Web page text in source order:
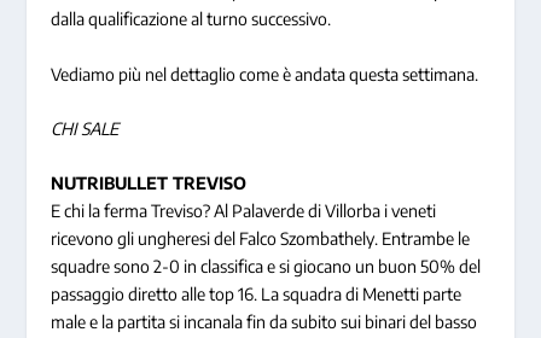
dalla qualificazione al turno successivo.
Vediamo più nel dettaglio come è andata questa settimana.
CHI SALE
NUTRIBULLET TREVISO
E chi la ferma Treviso? Al Palaverde di Villorba i veneti
ricevono gli ungheresi del Falco Szombathely. Entrambe le
squadre sono 2-0 in classifica e si giocano un buon 50% del
passaggio diretto alle top 16. La squadra di Menetti parte
male e la partita si incanala fin da subito sui binari del basso